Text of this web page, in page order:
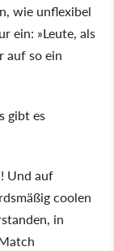
wie unflexibel
ein: »Leute, als
auf so ein
gibt es
Und auf
coolen
in